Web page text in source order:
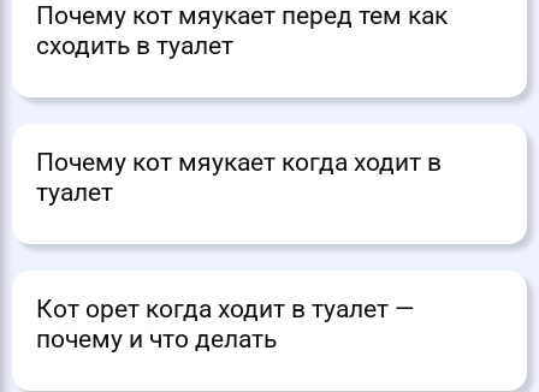
Почему кот мяукает перед тем как
сходить в туалет
Почему кот мяукает когда ходит в
туалет
Кот орет когда ходит в туалет —
почему и что делать